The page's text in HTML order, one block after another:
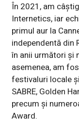
În 2021, am
Internetics, iar
primul aur la
independentă din
în anii următori și
asemenea, am
festivaluri locale
SABRE, Golden
precum și
Award.